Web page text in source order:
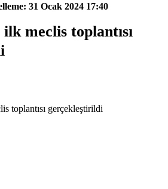
31 Ocak 2024 17:40
ilk meclis toplantısı